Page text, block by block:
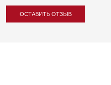
ОСТАВИТЬ ОТЗЫВ